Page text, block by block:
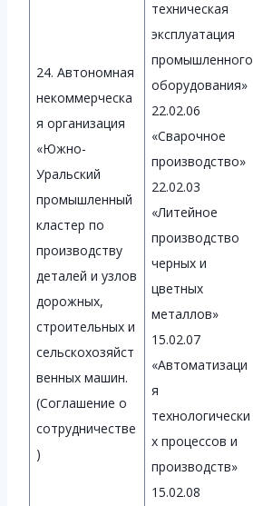
24. Автономная
некоммерческа
я организация
«Южно-
Уральский
промышленный
кластер по
производству
деталей и узлов
дорожных,
строительных и
сельскохозяйст
венных машин.
(Соглашение о
сотрудничестве
)
техническая
эксплуатация
промышленного
оборудования»
22.02.06
«Сварочное
производство»
22.02.03
«Литейное
производство
черных и
цветных
металлов»
15.02.07
«Автоматизаци
я
технологически
х процессов и
производств»
15.02.08